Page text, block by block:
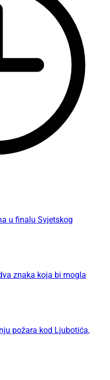
u finalu Svjetskog
znaka koja bi mogla
požara kod Ljubotića,